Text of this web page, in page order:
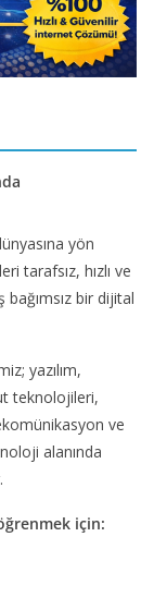
yön
tarafsız, hızlı ve
bir dijital
yazılım,
teknolojileri,
ve
alanında
için: